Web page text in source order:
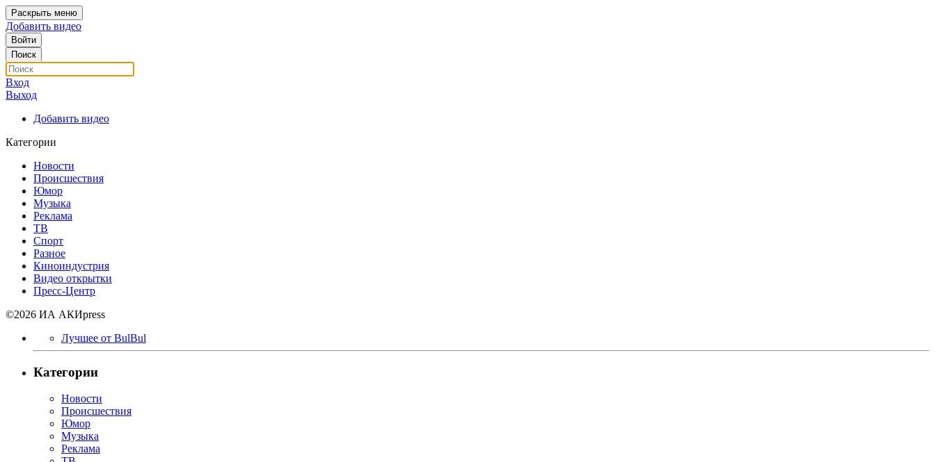
Раскрыть меню
Добавить видео
Войти
Поиск
Вход
Выход
Добавить видео
Категории
Новости
Происшествия
Юмор
Музыка
Реклама
ТВ
Спорт
Разное
Киноиндустрия
Видео открытки
Пресс-Центр
©2026 ИА АКИpress
Лучшее от BulBul
Категории
Новости
Происшествия
Юмор
Музыка
Реклама